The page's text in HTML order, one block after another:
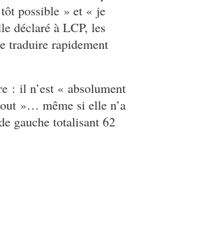
possible » et « je
déclaré à LCP, les
traduire rapidement
: il n’est « absolument
»… même si elle n’a
gauche totalisant 62